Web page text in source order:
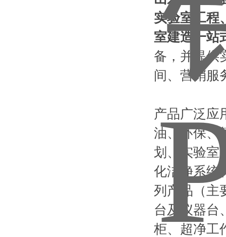
实验室工程
室建造一站
备，并提供
间、营销服
产品广泛应
油、环保、
划、实验室
化洁净系统
列产品（主
台及仪器台
柜、超净工